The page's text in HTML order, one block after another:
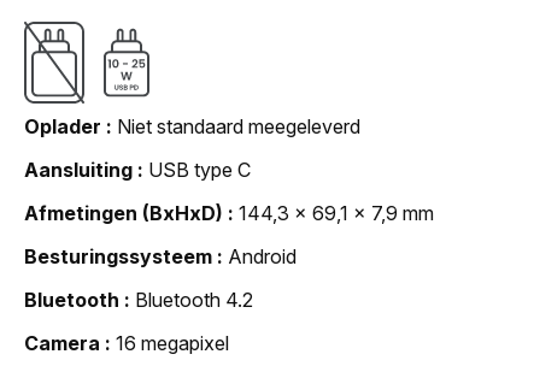
Oplader
Niet standaard meegeleverd
Aansluiting
USB type C
Afmetingen (BxHxD)
144,3 x 69,1 x 7,9 mm
Besturingssysteem
Android
Bluetooth
Bluetooth 4.2
Camera
16 megapixel